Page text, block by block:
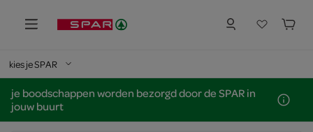
kies je SPAR
je boodschappen worden bezorgd door de SPAR in
jouw buurt